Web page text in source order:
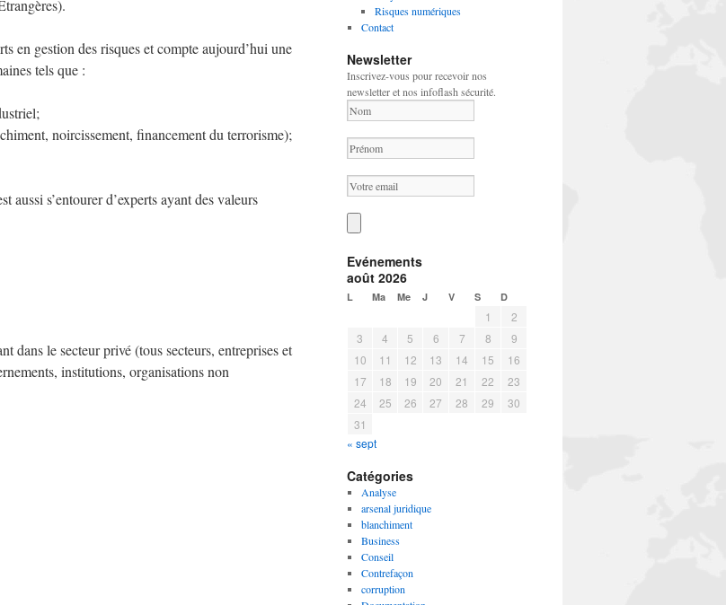
en gestion des risques et compte aujourd’hui une
tels que :
noircissement, financement du terrorisme);
aussi s’entourer d’experts ayant des valeurs
dans le secteur privé (tous secteurs, entreprises et
institutions, organisations non
Risques numériques
Contact
Newsletter
Inscrivez-vous pour recevoir nos
newsletter et nos infoflash sécurité.
Evénements
août 2026
L Ma Me J V S D
« sept
1
2
3
4 5 6 7 8
9
10
11 12 13 14 15
16
17
18 19 20 21 22
23
24
25 26 27 28 29
30
31
Catégories
Analyse
arsenal juridique
blanchiment
Business
Conseil
Contrefaçon
corruption